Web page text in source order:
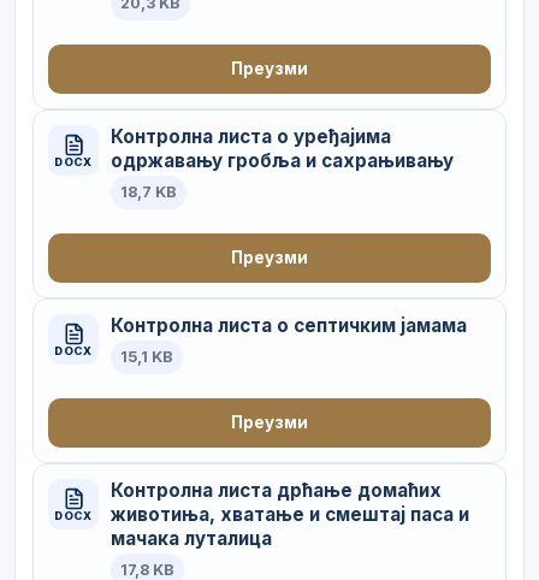
Преузми
DOCX
Контролна листа о уређајима
одржавању гробља и сахрањивању
18,7 KB
Преузми
DOCX
Контролна листа о септичким јамама
15,1 KB
Преузми
DOCX
Контролна листа дрћање домаћих
животиња, хватање и смештај паса и
мачака луталица
17,8 KB